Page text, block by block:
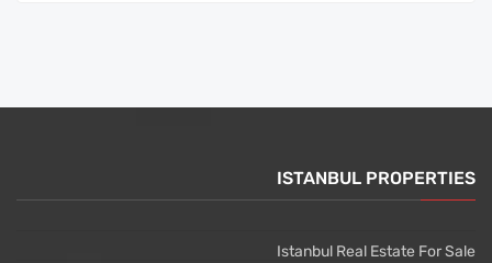
ISTANBUL PROPERTIES
Istanbul Real Estate For Sale